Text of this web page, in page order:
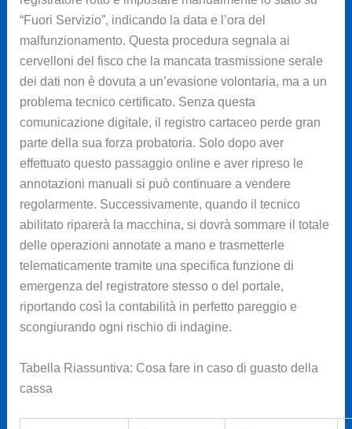
“Fuori Servizio”, indicando la data e l’ora del
malfunzionamento. Questa procedura segnala ai
cervelloni del fisco che la mancata trasmissione serale
dei dati non è dovuta a un’evasione volontaria, ma a un
problema tecnico certificato. Senza questa
comunicazione digitale, il registro cartaceo perde gran
parte della sua forza probatoria. Solo dopo aver
effettuato questo passaggio online e aver ripreso le
annotazioni manuali si può continuare a vendere
regolarmente. Successivamente, quando il tecnico
abilitato riparerà la macchina, si dovrà sommare il totale
delle operazioni annotate a mano e trasmetterle
telematicamente tramite una specifica funzione di
emergenza del registratore stesso o del portale,
riportando così la contabilità in perfetto pareggio e
scongiurando ogni rischio di indagine.
Tabella Riassuntiva: Cosa fare in caso di guasto della
cassa